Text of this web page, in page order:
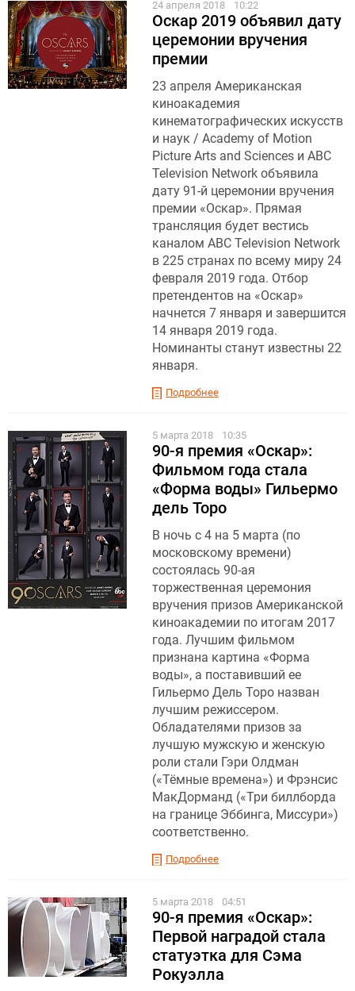
24 апреля 2018 10:22
Оскар 2019 объявил дату
церемонии вручения
премии
23 апреля Американская
киноакадемия
кинематографических искусств
и наук / Academy of Motion
Picture Arts and Sciences и ABC
Television Network объявила
дату 91-й церемонии вручения
премии «Оскар». Прямая
трансляция будет вестись
каналом ABC Television Network
в 225 странах по всему миру 24
февраля 2019 года. Отбор
претендентов на «Оскар»
начнется 7 января и завершится
14 января 2019 года.
Номинанты станут известны 22
января.
Подробнее
5 марта 2018 10:35
90-я премия «Оскар»:
Фильмом года стала
«Форма воды» Гильермо
дель Торо
В ночь с 4 на 5 марта (по
московскому времени)
состоялась 90-ая
торжественная церемония
вручения призов Американской
киноакадемии по итогам 2017
года. Лучшим фильмом
признана картина «Форма
воды», а поставивший ее
Гильермо Дель Торо назван
лучшим режиссером.
Обладателями призов за
лучшую мужскую и женскую
роли стали Гэри Олдман
(«Тёмные времена») и Фрэнсис
МакДорманд («Три биллборда
на границе Эббинга, Миссури»)
соответственно.
Подробнее
5 марта 2018 04:51
90-я премия «Оскар»:
Первой наградой стала
статуэтка для Сэма
Рокуэлла